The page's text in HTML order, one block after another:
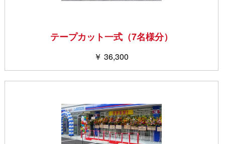
テープカット一式（7名様分）
￥ 36,300